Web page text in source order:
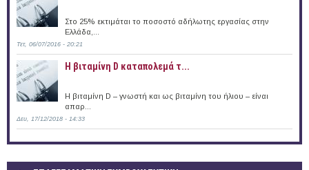
Στο 25% εκτιμάται το ποσοστό αδήλωτης εργασίας στην
Ελλάδα,...
Τετ, 06/07/2016 - 20:21
Η βιταμίνη D καταπολεμά τ...
Η βιταμίνη D – γνωστή και ως βιταμίνη του ήλιου – είναι
απαρ...
Δευ, 17/12/2018 - 14:33